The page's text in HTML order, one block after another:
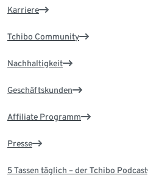
Karriere
Tchibo Community
Nachhaltigkeit
Geschäftskunden
Affiliate Programm
Presse
5 Tassen täglich – der Tchibo Podcast